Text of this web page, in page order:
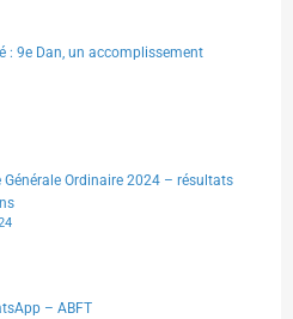
: 9e Dan, un accomplissement
Générale Ordinaire 2024 – résultats
– ABFT